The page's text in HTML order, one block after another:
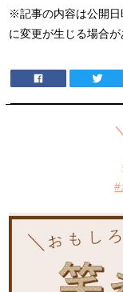
※記事の内容は公開日
に変更が生じる場合が
#